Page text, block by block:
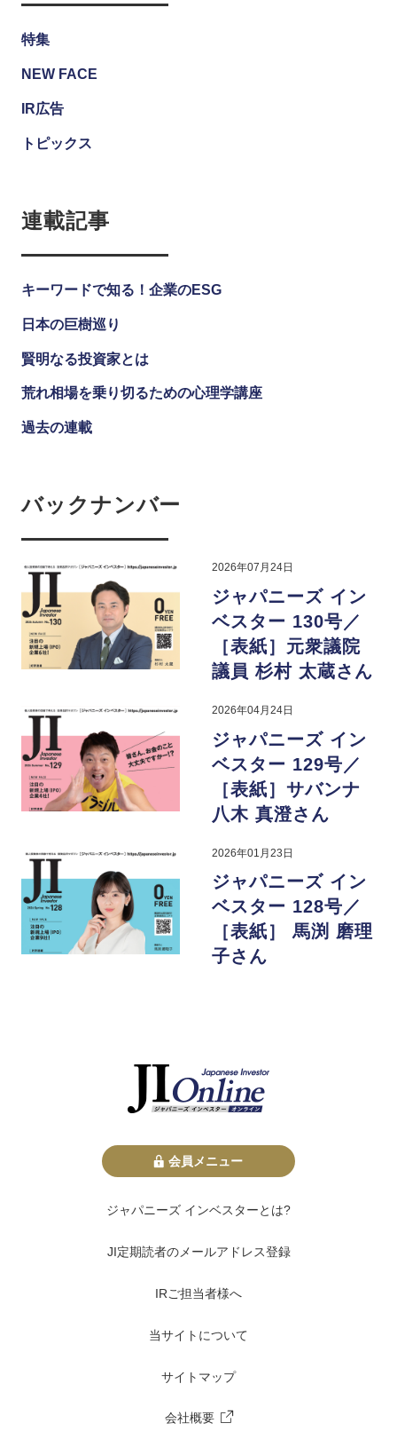
特集
NEW FACE
IR広告
トピックス
連載記事
キーワードで知る！企業のESG
日本の巨樹巡り
賢明なる投資家とは
荒れ相場を乗り切るための心理学講座
過去の連載
バックナンバー
2026年07月24日
ジャパニーズ イン
ベスター 130号／
［表紙］元衆議院
議員 杉村 太蔵さん
2026年04月24日
ジャパニーズ イン
ベスター 129号／
［表紙］サバンナ
八木 真澄さん
2026年01月23日
ジャパニーズ イン
ベスター 128号／
［表紙］ 馬渕 磨理
子さん
会員メニュー
ジャパニーズ インベスターとは?
JI定期読者のメールアドレス登録
IRご担当者様へ
当サイトについて
サイトマップ
会社概要